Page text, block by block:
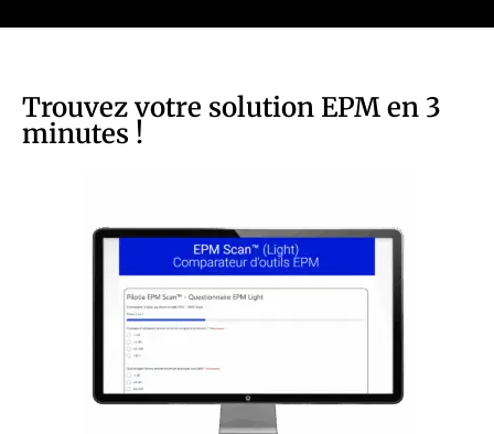
Trouvez votre solution EPM en 3
minutes !